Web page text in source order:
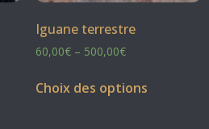
Iguane terrestre
60,00€– 500,00€
Choix des options